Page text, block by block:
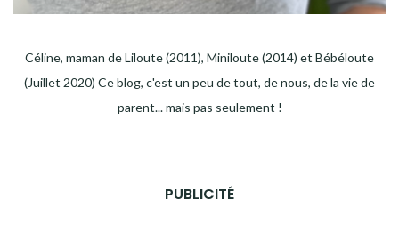
Céline, maman de Liloute (2011), Miniloute (2014) et Bébéloute
(Juillet 2020) Ce blog, c'est un peu de tout, de nous, de la vie de
parent... mais pas seulement !
PUBLICITÉ